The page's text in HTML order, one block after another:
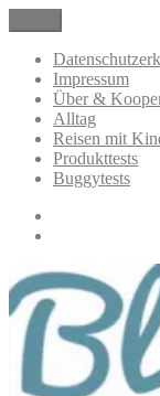
Inhalt
springen
Mamablog über das
Alltagsthemen
Impressum
Über &
Alltag
Reisen mit
Produkttests
Buggytests